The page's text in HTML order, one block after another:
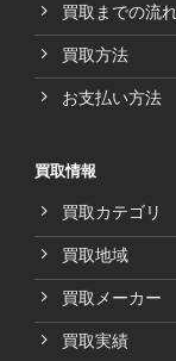
買取までの流
買取方法
お支払い方法
買取情報
買取カテゴリ
買取地域
買取メーカー
買取実績